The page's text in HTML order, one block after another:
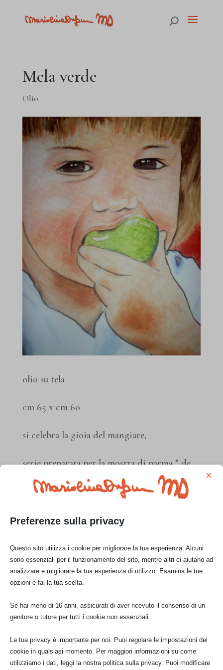
Mela verde
Olio
olio su tela
cm 65 x cm 60
si celebra la gioia del mangiare,
serie preparata per la mostra di parma ” de
gustibus”
l’opera intera
Preferenze sulla privacy
×
Questo sito utilizza i cookie per migliorare la tua esperienza. Alcuni
sono essenziali per il funzionamento del sito, mentre altri ci aiutano ad
analizzare e migliorare la tua esperienza di utilizzo. Esamina le tue
opzioni e fai la tua scelta.
Se hai meno di 16 anni, assicurati di aver ricevuto il consenso di un
genitore o tutore per tutti i cookie non essenziali.
La tua privacy è importante per noi. Puoi regolare le impostazioni dei
cookie in qualsiasi momento. Per maggiori informazioni su come
utilizziamo i dati, leggi la nostra politica sulla privacy. Puoi modificare